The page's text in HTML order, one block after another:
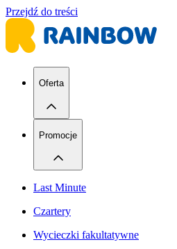
Przejdź do treści
Oferta
Promocje
Last Minute
Czartery
Wycieczki fakultatywne